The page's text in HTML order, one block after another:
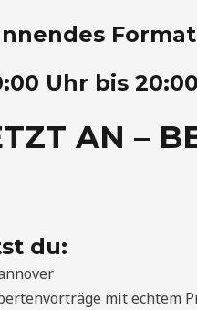
Uhr bis
AN –
du:
mit echtem